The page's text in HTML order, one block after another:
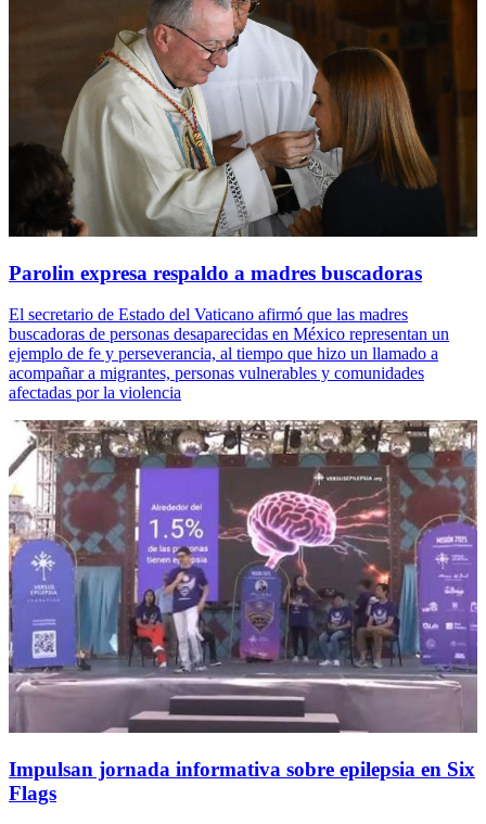
Parolin expresa respaldo a madres buscadoras
El secretario de Estado del Vaticano afirmó que las madres
buscadoras de personas desaparecidas en México representan un
ejemplo de fe y perseverancia, al tiempo que hizo un llamado a
acompañar a migrantes, personas vulnerables y comunidades
afectadas por la violencia
Impulsan jornada informativa sobre epilepsia en Six
Flags